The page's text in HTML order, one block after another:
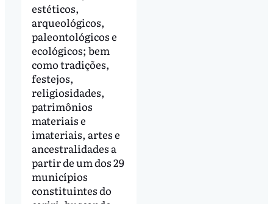
estéticos,
arqueológicos,
paleontológicos e
ecológicos; bem
como tradições,
festejos,
religiosidades,
patrimônios
materiais e
imateriais, artes e
ancestralidades a
partir de um dos 29
municípios
constituintes do